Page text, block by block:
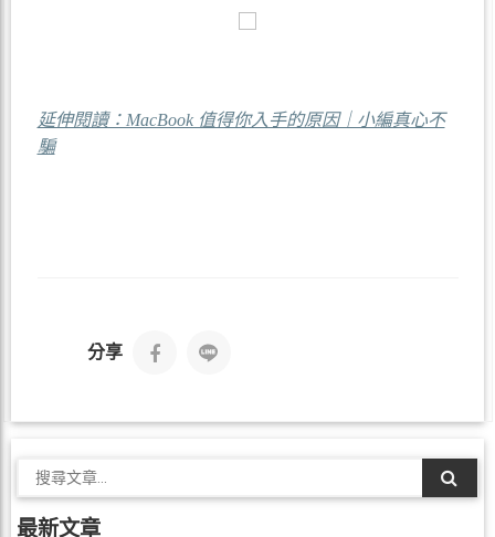
延伸閱讀：MacBook 值得你入手的原因｜小編真心不
騙
分享
最新文章